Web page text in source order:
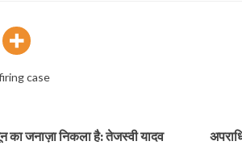
case
का जनाज़ा निकला है: तेजस्वी यादव